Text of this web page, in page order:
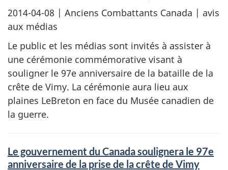
2014-04-08 | Anciens Combattants Canada | avis
aux médias
Le public et les médias sont invités à assister à
une cérémonie commémorative visant à
souligner le 97e anniversaire de la bataille de la
crête de Vimy. La cérémonie aura lieu aux
plaines LeBreton en face du Musée canadien de
la guerre.
Le gouvernement du Canada soulignera le 97e
anniversaire de la prise de la crête de Vimy